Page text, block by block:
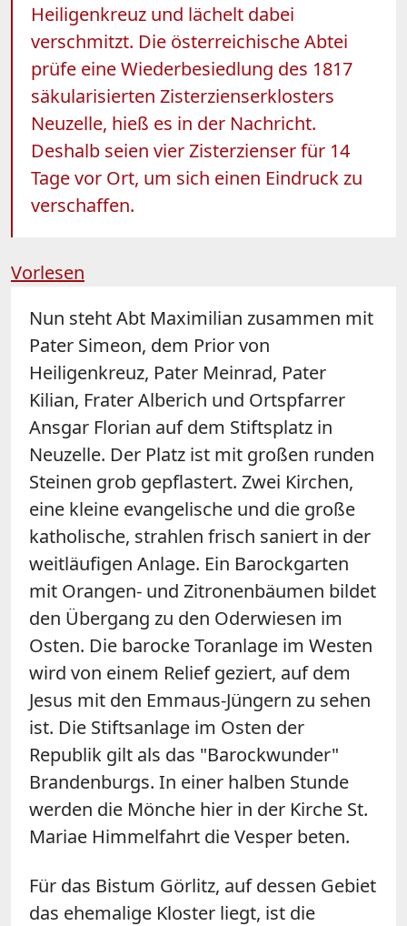
Heiligenkreuz und lächelt dabei
verschmitzt. Die österreichische Abtei
prüfe eine Wiederbesiedlung des 1817
säkularisierten Zisterzienserklosters
Neuzelle, hieß es in der Nachricht.
Deshalb seien vier Zisterzienser für 14
Tage vor Ort, um sich einen Eindruck zu
verschaffen.
Vorlesen
Nun steht Abt Maximilian zusammen mit
Pater Simeon, dem Prior von
Heiligenkreuz, Pater Meinrad, Pater
Kilian, Frater Alberich und Ortspfarrer
Ansgar Florian auf dem Stiftsplatz in
Neuzelle. Der Platz ist mit großen runden
Steinen grob gepflastert. Zwei Kirchen,
eine kleine evangelische und die große
katholische, strahlen frisch saniert in der
weitläufigen Anlage. Ein Barockgarten
mit Orangen- und Zitronenbäumen bildet
den Übergang zu den Oderwiesen im
Osten. Die barocke Toranlage im Westen
wird von einem Relief geziert, auf dem
Jesus mit den Emmaus-Jüngern zu sehen
ist. Die Stiftsanlage im Osten der
Republik gilt als das "Barockwunder"
Brandenburgs. In einer halben Stunde
werden die Mönche hier in der Kirche St.
Mariae Himmelfahrt die Vesper beten.
Für das Bistum Görlitz, auf dessen Gebiet
das ehemalige Kloster liegt, ist die